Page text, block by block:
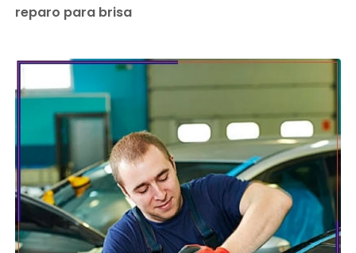
reparo para brisa